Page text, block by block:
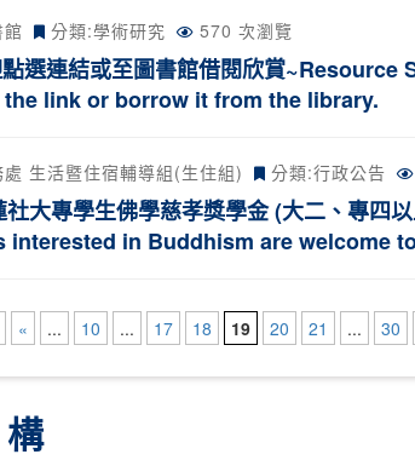
分類:學術研究 570 次瀏覽
點選連結或至圖書館借閱欣賞
link or borrow it from the library.
生活暨住宿輔導組(生住組) 分類:行政公告
社大專學生佛學慈孝獎學金 (大二、專四
interested in Buddhism are welcome
« ... 10 ... 17 18 19 20 21 ... 30